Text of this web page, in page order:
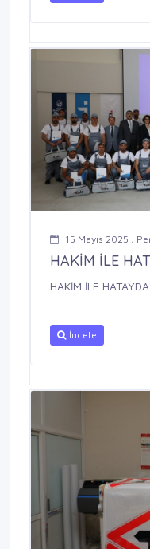
15 Mayıs 2025 ,
HAKİM İLE
HAKİM İLE
İncele